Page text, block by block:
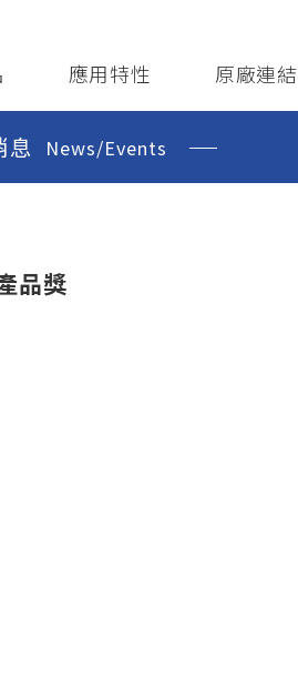
應用特性 原廠連結
息 News/Events
品獎